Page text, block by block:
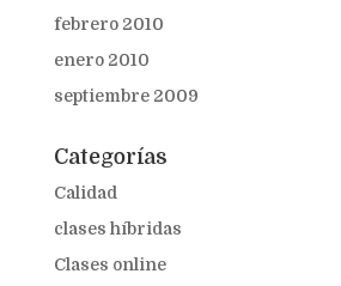
febrero 2010
enero 2010
septiembre 2009
Categorías
Calidad
clases híbridas
Clases online